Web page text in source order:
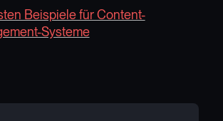
Beispiele für Content-
Systeme